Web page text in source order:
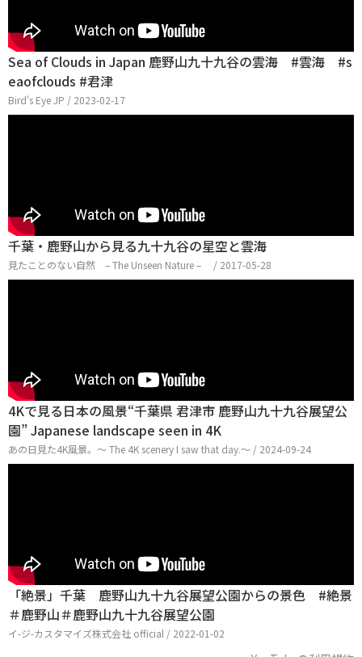
Sea of Clouds in Japan 鹿野山九十九谷の雲海 #雲海 #s
eaofclouds #君津
Bird's Eye JP / 2023-02-17
千葉・鹿野山から見る九十九谷の星空と雲海
見たことのない自然 – The Unseen Nature – / 2017-05-28
4Kで見る日本の風景“千葉県 君津市 鹿野山九十九谷展望公
園” Japanese landscape seen in 4K
あの日見た4K風景。～ The 4K scenery I saw that day.～ / 2024-09-24
「絶景」千葉 鹿野山九十九谷展望公園からの景色 #絶景
＃鹿野山＃鹿野山九十九谷展望公園
イ-ジ-カスタマイズ株式会社 official / 2022-01-02